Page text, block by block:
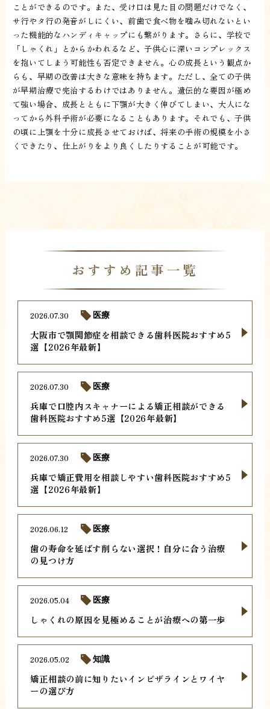
ことができるのです。また、受け口は見た目の問題だけでなく、
サ行やタ行の発音がしにくい、前歯で食べ物を噛み切れないとい
った機能的なハンディキャップにも繋がります。さらに、学校で
「しゃくれ」とからかわれるなど、子供心に深いコンプレックス
を抱いてしまう可能性も否定できません。心の成長という観点か
らも、早期の改善は大きな意味を持ちます。ただし、全ての子供
が早期治療で完治するわけではありません。遺伝的な要因が極め
て強い場合、成長とともに下顎が大きく伸びてしまい、大人にな
ってから外科手術が必要になることもあります。それでも、子供
の頃に上顎を十分に成長させておけば、将来の手術の規模を小さ
くできたり、仕上がりをより良くしたりすることが可能です。
おすすめ記事一覧
大阪市で顎関節症を相談できる歯科医院おすすめ5
選【2026年最新】
2026.07.30 医療
兵庫で口腔内スキャナーによる矯正相談ができる
歯科医院おすすめ5選【2026年最新】
2026.07.30 医療
兵庫で矯正費用を相談しやすい歯科医院おすすめ5
選【2026年最新】
2026.07.30 医療
歯の寿命を延ばす削らない選択！自分に合う治療
の見つけ方
2026.06.12 医療
しゃくれの原因を見極めることが治療への第一歩
2026.05.04 医療
矯正相談の前に知りたいインビザラインとワイヤ
ーの選び方
2026.05.02 知識